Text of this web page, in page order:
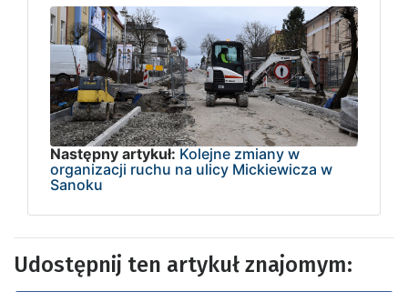
Następny artykuł: Kolejne zmiany w
organizacji ruchu na ulicy Mickiewicza w
Sanoku
Udostępnij ten artykuł znajomym: